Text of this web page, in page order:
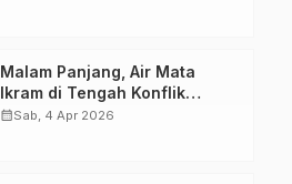
Malam Panjang, Air Mata
Ikram di Tengah Konflik
Halteng
calendar_monthSab, 4 Apr 2026